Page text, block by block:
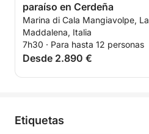
paraíso en Cerdeña
Marina di Cala Mangiavolpe, La
Maddalena, Italia
7h30 · Para hasta 12 personas
Desde 2.890 €
Etiquetas